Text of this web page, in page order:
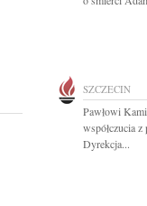
SZCZECIN
Pawłowi
współczucia
Dyrekcja...